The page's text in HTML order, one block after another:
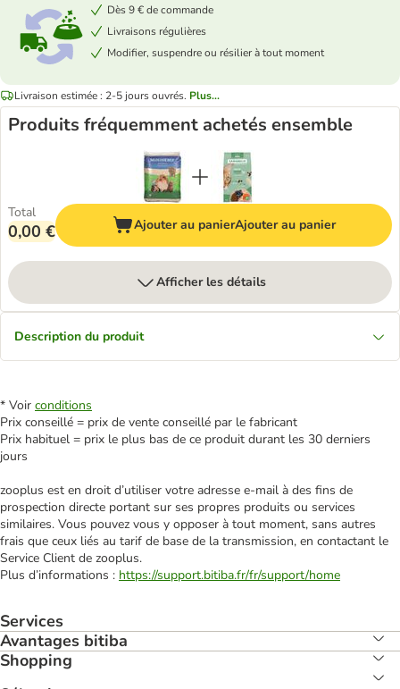
Dès 9 € de commande
Livraisons régulières
Modifier, suspendre ou résilier à tout moment
Livraison estimée : 2-5 jours ouvrés. Plus...
Produits fréquemment achetés ensemble
Total
0,00 € Ajouter au panierAjouter au panier
Afficher les détails
Description du produit
* Voir conditions
Prix conseillé = prix de vente conseillé par le fabricant
Prix habituel = prix le plus bas de ce produit durant les 30 derniers
jours
zooplus est en droit d’utiliser votre adresse e‑mail à des fins de
prospection directe portant sur ses propres produits ou services
similaires. Vous pouvez vous y opposer à tout moment, sans autres
frais que ceux liés au tarif de base de la transmission, en contactant le
Service Client de zooplus.
Plus d’informations : https://support.bitiba.fr/fr/support/home
Services
Avantages bitiba
Shopping